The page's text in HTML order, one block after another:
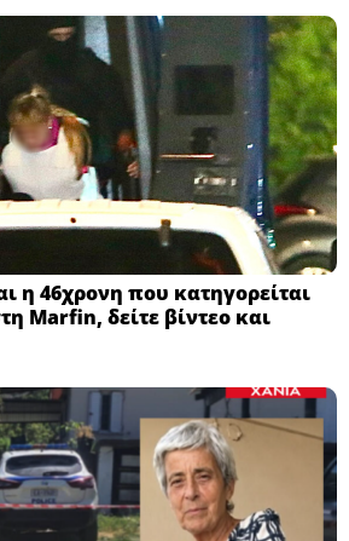
η 46χρονη που κατηγορείται
Marfin, δείτε βίντεο και